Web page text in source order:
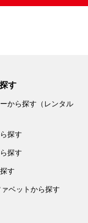
す
から探す（レンタル
探す
探す
す
ァベットから探す